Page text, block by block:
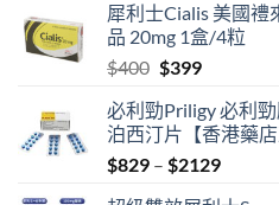
was:
$600.
is:
$480.
犀利士Cialis 美國禮
品 20mg 1盒/4粒
$400 Original
was:
$400.
$399Current
is:
$399.
必利勁Priligy 必利
泊西汀片【香港藥店
$829 – $2129Price